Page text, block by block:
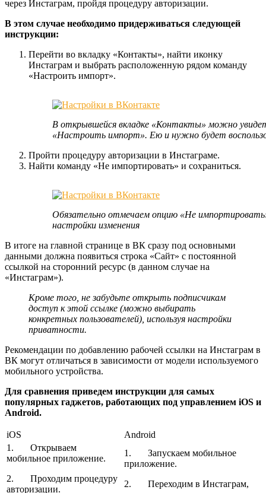
через Инстаграм, пройдя процедуру авторизации.
В этом случае необходимо придерживаться следующей
инструкции:
Перейти во вкладку «Контакты», найти иконку
Инстаграм и выбрать расположенную рядом команду
«Настроить импорт».
В открывшейся вкладке «Контакты» можно
«Настроить импорт». Ею и нужно будет
Пройти процедуру авторизации в Инстаграме.
Найти команду «Не импортировать» и сохраниться.
Обязательно отмечаем опцию «Не
настройки изменения
В итоге на главной странице в ВК сразу под основными
данными должна появиться строка «Сайт» с постоянной
ссылкой на сторонний ресурс (в данном случае на
«Инстаграм»).
Кроме того, не забудьте открыть подписчикам
доступ к этой ссылке (можно выбирать
конкретных пользователей), используя настройки
приватности.
Рекомендации по добавлению рабочей ссылки на Инстаграм в
ВК могут отличаться в зависимости от модели используемого
мобильного устройства.
Для сравнения приведем инструкции для самых
популярных гаджетов, работающих под управлением iOS и
Android.
iOS
Android
1. Открываем
мобильное приложение.
2. Проходим процедуру
авторизации.
1. Запускаем мобильное
приложение.
2. Переходим в Инстаграм,